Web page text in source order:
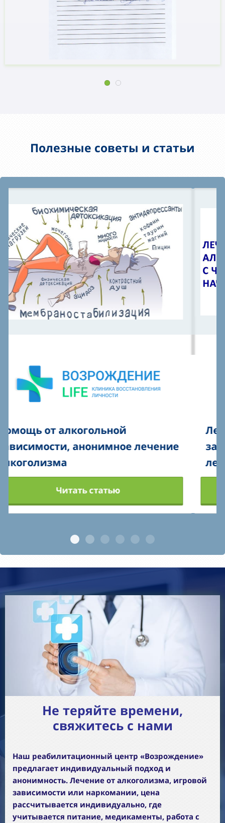
Полезные советы и статьи
Лечение от алкогольной
зависимости, эффективное
лечение алкоголизма
Читать статью
Не теряйте времени,
свяжитесь с нами
Наш реабилитационный центр «Возрождение»
предлагает индивидуальный подход и
анонимность. Лечение от алкоголизма, игровой
зависимости или наркомании, цена
рассчитывается индивидуально, где
учитывается питание, медикаменты, работа с